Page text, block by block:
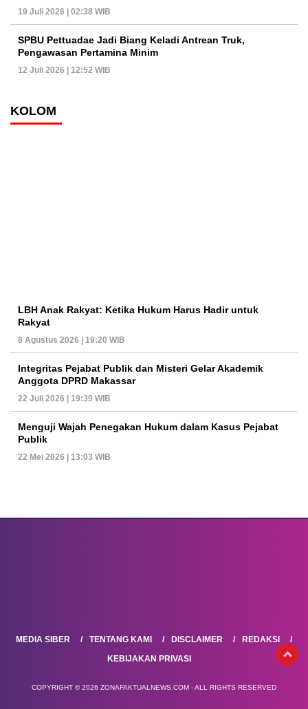
19 Juli 2026 | 02:38 WIB
SPBU Pettuadae Jadi Biang Keladi Antrean Truk,
Pengawasan Pertamina Minim
12 Juli 2026 | 12:52 WIB
KOLOM
LBH Anak Rakyat: Ketika Hukum Harus Hadir untuk
Rakyat
8 Agustus 2026 | 19:20 WIB
Integritas Pejabat Publik dan Misteri Gelar Akademik
Anggota DPRD Makassar
22 Juli 2026 | 19:39 WIB
Menguji Wajah Penegakan Hukum dalam Kasus Pejabat
Publik
22 Mei 2026 | 13:03 WIB
MEDIA SIBER TENTANG KAMI DISCLAIMER
REDAKSI
KEBIJAKAN PRIVASI
COPYRIGHT © 2026 ZONAFAKTUALNEWS.COM - ALL RIGHTS RESERVED